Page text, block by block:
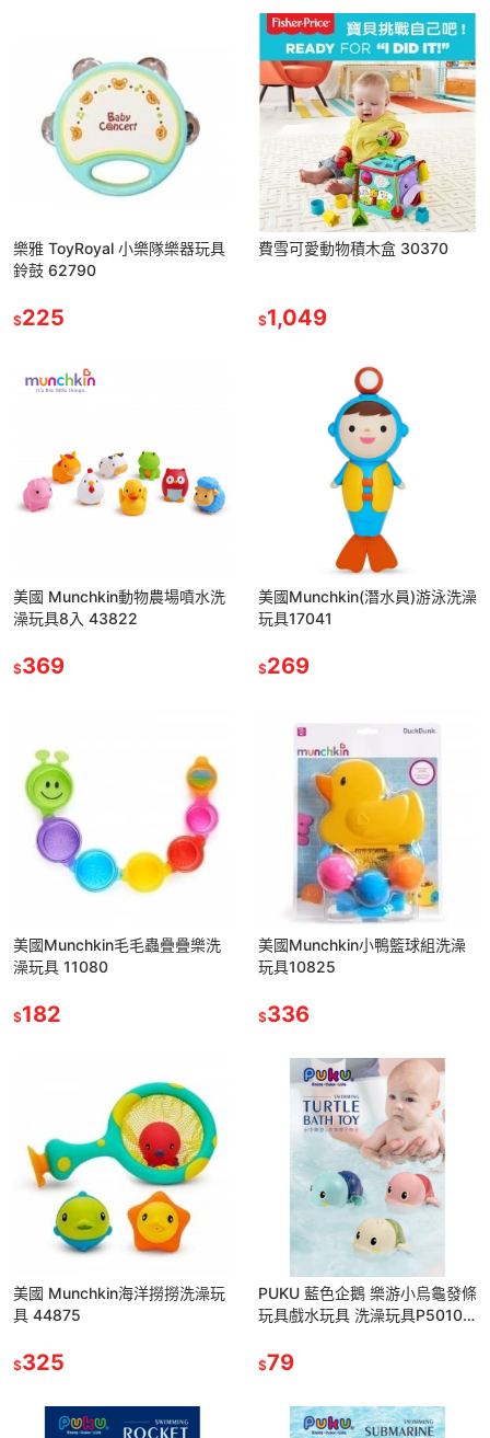
樂雅 ToyRoyal 小樂隊樂器玩具
鈴鼓 62790
$225
費雪可愛動物積木盒 30370
$1,049
美國 Munchkin動物農場噴水洗
澡玩具8入 43822
$369
美國Munchkin(潛水員)游泳洗澡
玩具17041
$269
美國Munchkin毛毛蟲疊疊樂洗
澡玩具 11080
$182
美國Munchkin小鴨籃球組洗澡
玩具10825
$336
美國 Munchkin海洋撈撈洗澡玩
具 44875
$325
PUKU 藍色企鵝 樂游小烏龜發條
玩具戲水玩具 洗澡玩具P50106
$79